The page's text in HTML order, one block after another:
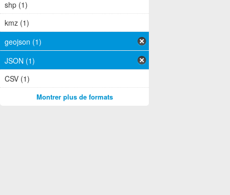
shp (1)
kmz (1)
geojson (1)
JSON (1)
CSV (1)
Montrer plus de formats